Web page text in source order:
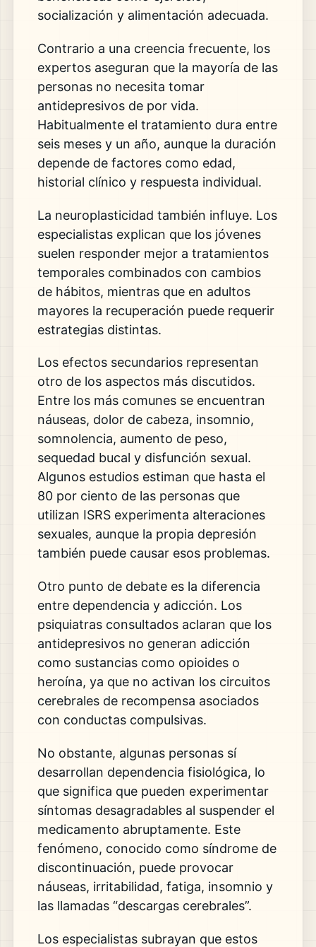
socialización y alimentación adecuada.
Contrario a una creencia frecuente, los
expertos aseguran que la mayoría de las
personas no necesita tomar
antidepresivos de por vida.
Habitualmente el tratamiento dura entre
seis meses y un año, aunque la duración
depende de factores como edad,
historial clínico y respuesta individual.
La neuroplasticidad también influye. Los
especialistas explican que los jóvenes
suelen responder mejor a tratamientos
temporales combinados con cambios
de hábitos, mientras que en adultos
mayores la recuperación puede requerir
estrategias distintas.
Los efectos secundarios representan
otro de los aspectos más discutidos.
Entre los más comunes se encuentran
náuseas, dolor de cabeza, insomnio,
somnolencia, aumento de peso,
sequedad bucal y disfunción sexual.
Algunos estudios estiman que hasta el
80 por ciento de las personas que
utilizan ISRS experimenta alteraciones
sexuales, aunque la propia depresión
también puede causar esos problemas.
Otro punto de debate es la diferencia
entre dependencia y adicción. Los
psiquiatras consultados aclaran que los
antidepresivos no generan adicción
como sustancias como opioides o
heroína, ya que no activan los circuitos
cerebrales de recompensa asociados
con conductas compulsivas.
No obstante, algunas personas sí
desarrollan dependencia fisiológica, lo
que significa que pueden experimentar
síntomas desagradables al suspender el
medicamento abruptamente. Este
fenómeno, conocido como síndrome de
discontinuación, puede provocar
náuseas, irritabilidad, fatiga, insomnio y
las llamadas “descargas cerebrales”.
Los especialistas subrayan que estos